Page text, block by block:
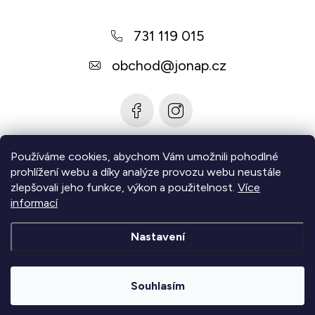
Používáme cookies, abychom Vám umožnili pohodlné
prohlížení webu a díky analýze provozu webu neustále
zlepšovali jeho funkce, výkon a použitelnost. Více
informací
Nastavení
Souhlasím
731 119 015
obchod@jonap.cz
Informace pro vás
Zjistěte více
vyhrazena.Upravit nastavení cookies